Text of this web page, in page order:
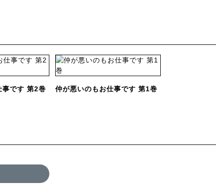
事です 第2巻 仲が悪いのもお仕事です 第1巻